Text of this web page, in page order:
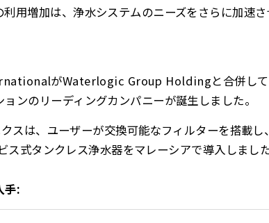
用増加は、浄水システムのニーズをさらに加速さ
がWaterlogic Group Holdingと合併して
ンのリーディングカンパニーが誕生しました。
スは、ユーザーが交換可能なフィルターを搭載
式タンクレス浄水器をマレーシアで導入しました
手: